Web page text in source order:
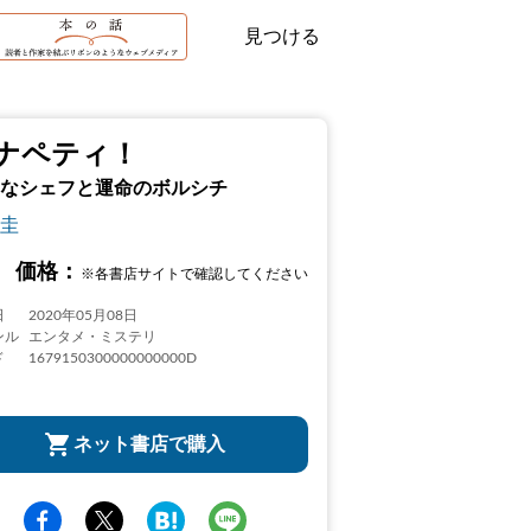
見つける
ペティ！
シェフと運命のボルシチ
価格： ※各書店サイトで確認してください
2020年05月08日
ル
エンタメ・ミステリ
1679150300000000000D
ネット書店で購入